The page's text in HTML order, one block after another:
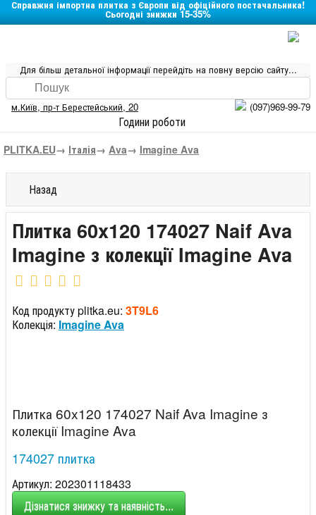
Справжня імпортна плитка з Європи від офіційного постачальника!
Сьогодні знижки 15-35%
Для більш детальної інформації перейдіть на повну версію сайту...
м.Київ, пр-т Берестейський, 20 (097)969-99-79
Години роботи
PLITKA.EU→ Італія→ Ava→ Imagine Ava
Назад
Плитка 60x120 174027 Naif Ava
Imagine з колекції Imagine Ava
Код продукту plitka.eu: 3T9L6
Колекція: Imagine Ava
Плитка 60x120 174027 Naif Ava Imagine з
колекції Imagine Ava
174027 плитка
Артикул: 202301118433
Дізнатися знижку та наявність...